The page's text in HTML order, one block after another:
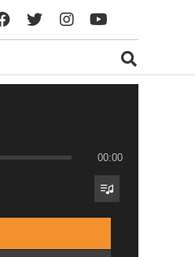
00:00